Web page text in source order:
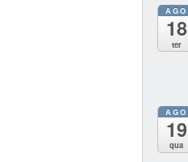
AGO
18
ter
AGO
19
qua